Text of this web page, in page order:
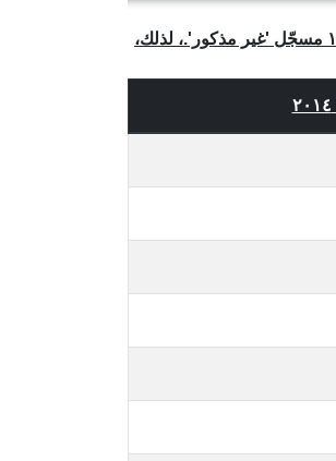
يتبيّن لنا من الجدول أعلاه أن عدد العائلات الفريدة والمتميّزة في محافظة بيروت هو ٣٣,٦٨٦ ومن بينها ١,١١٣ إسم العائلة مسجّل 'خانة خالية' و ١٩ مسجّل 'غير مذكور'.، لذلك،